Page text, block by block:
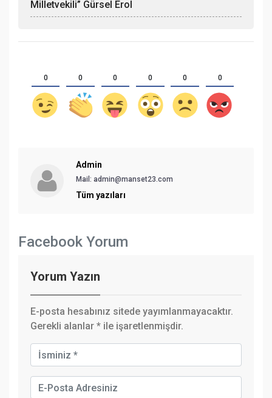
Milletvekili” Gürsel Erol
0 0 0 0 0 0
Admin
Mail: admin@manset23.com
Tüm yazıları
Facebook Yorum
Yorum Yazın
E-posta hesabınız sitede yayımlanmayacaktır.
Gerekli alanlar * ile işaretlenmişdir.